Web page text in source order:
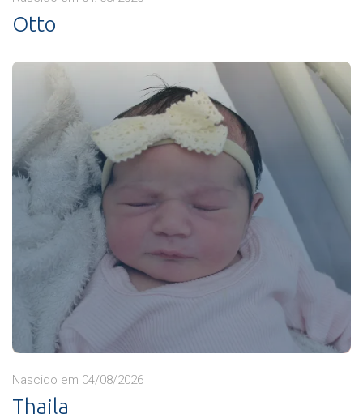
Otto
Nascido em 04/08/2026
Thaila